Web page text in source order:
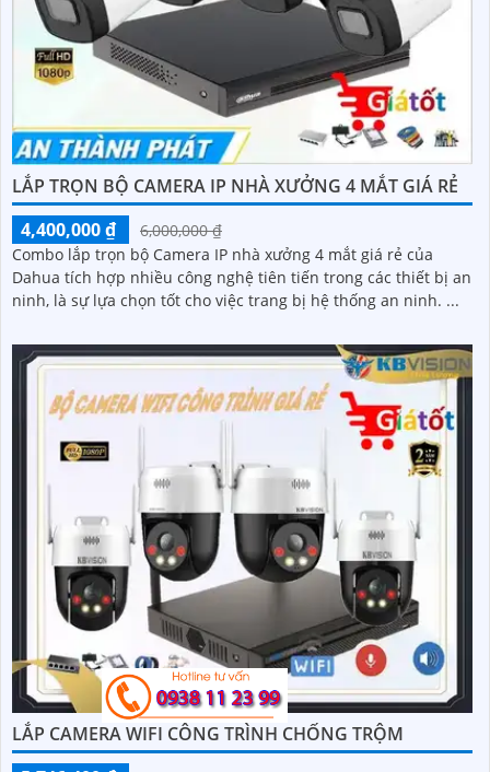
LẮP TRỌN BỘ CAMERA IP NHÀ XƯỞNG 4 MẮT GIÁ RẺ
4,400,000 ₫
6,000,000 ₫
Combo lắp trọn bộ Camera IP nhà xưởng 4 mắt giá rẻ của
Dahua tích hợp nhiều công nghệ tiên tiến trong các thiết bị an
ninh, là sự lựa chọn tốt cho việc trang bị hệ thống an ninh. ...
LẮP CAMERA WIFI CÔNG TRÌNH CHỐNG TRỘM